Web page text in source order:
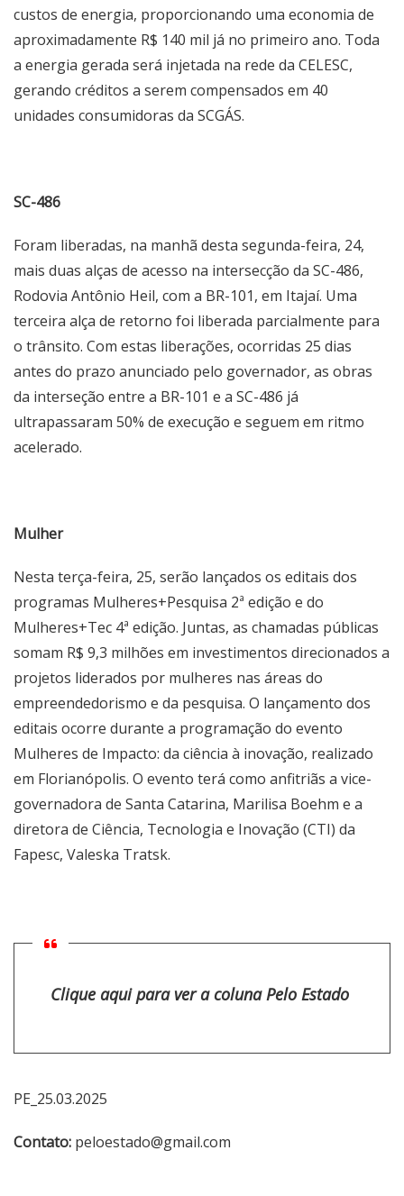
custos de energia, proporcionando uma economia de
aproximadamente R$ 140 mil já no primeiro ano. Toda
a energia gerada será injetada na rede da CELESC,
gerando créditos a serem compensados em 40
unidades consumidoras da SCGÁS.
SC-486
Foram liberadas, na manhã desta segunda-feira, 24,
mais duas alças de acesso na intersecção da SC-486,
Rodovia Antônio Heil, com a BR-101, em Itajaí. Uma
terceira alça de retorno foi liberada parcialmente para
o trânsito. Com estas liberações, ocorridas 25 dias
antes do prazo anunciado pelo governador, as obras
da interseção entre a BR-101 e a SC-486 já
ultrapassaram 50% de execução e seguem em ritmo
acelerado.
Mulher
Nesta terça-feira, 25, serão lançados os editais dos
programas Mulheres+Pesquisa 2ª edição e do
Mulheres+Tec 4ª edição. Juntas, as chamadas públicas
somam R$ 9,3 milhões em investimentos direcionados a
projetos liderados por mulheres nas áreas do
empreendedorismo e da pesquisa. O lançamento dos
editais ocorre durante a programação do evento
Mulheres de Impacto: da ciência à inovação, realizado
em Florianópolis. O evento terá como anfitriãs a vice-
governadora de Santa Catarina, Marilisa Boehm e a
diretora de Ciência, Tecnologia e Inovação (CTI) da
Fapesc, Valeska Tratsk.
Clique aqui para ver a coluna Pelo Estado
PE_25.03.2025
Contato: peloestado@gmail.com